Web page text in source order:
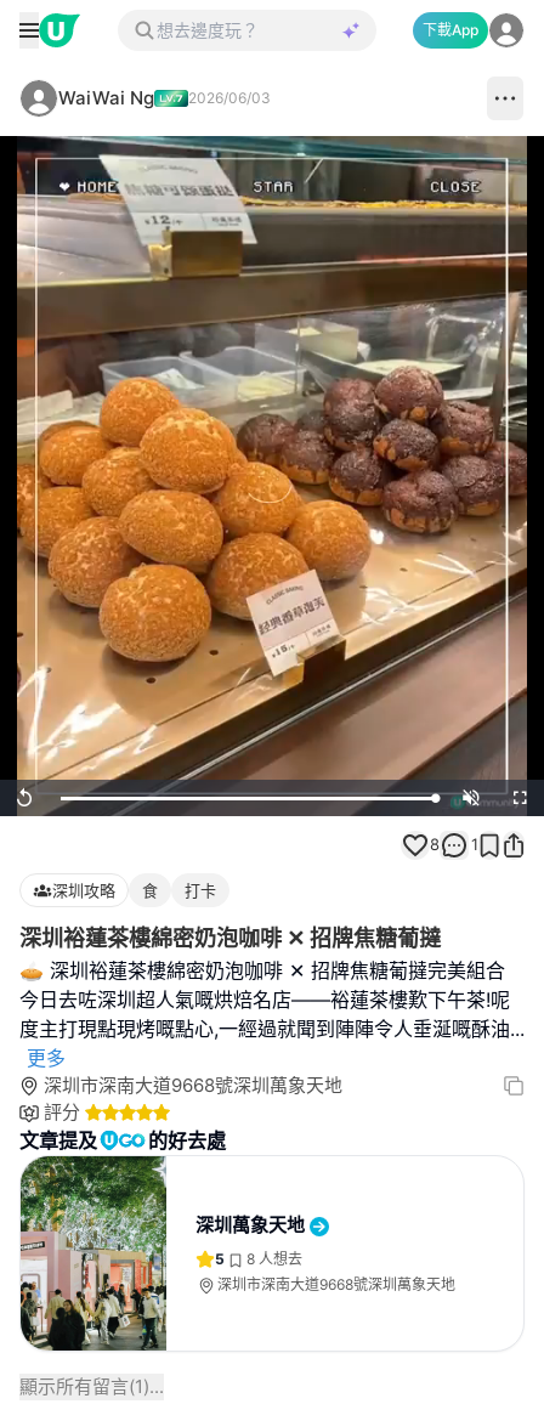
下載App
WaiWai Ng 2026/06/03
Replay Loaded:
100.00%
Unmute
8 1
深圳攻略 食 打卡
深圳裕蓮茶樓綿密奶泡咖啡 ✕ 招牌焦糖葡撻
🥧 深圳裕蓮茶樓綿密奶泡咖啡 ✕ 招牌焦糖葡撻完美組合
今日去咗深圳超人氣嘅烘焙名店——裕蓮茶樓歎下午茶!呢
度主打現點現烤嘅點心,一經過就聞到陣陣令人垂涎嘅酥油...
更多
深圳市深南大道9668號深圳萬象天地
評分
文章提及 的好去處
深圳萬象天地
5 8 人想去
深圳市深南大道9668號深圳萬象天地
顯示所有留言(1)...